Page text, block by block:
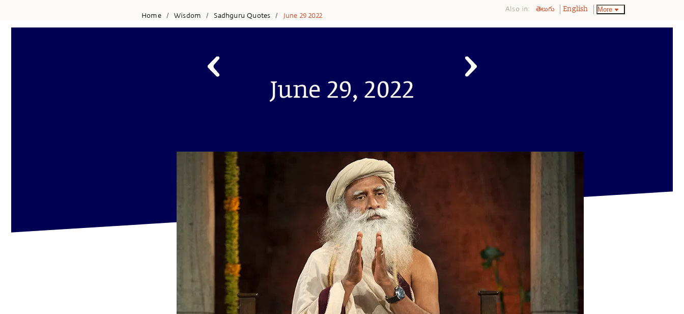
Home / Wisdom / Sadhguru Quotes / June 29 2022
Also in: తెలుగు English More
June 29, 2022